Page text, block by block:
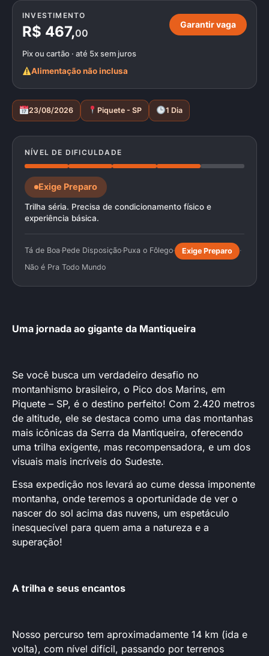
INVESTIMENTO
R$ 467,00
Garantir vaga
Pix ou cartão · até 5x sem juros
Alimentação não inclusa
23/08/2026 Piquete - SP 1 Dia
NÍVEL DE DIFICULDADE
Exige Preparo
Trilha séria. Precisa de condicionamento físico e
experiência básica.
Tá de Boa·Pede Disposição·Puxa o Fôlego· Exige Preparo
·
Não é Pra Todo Mundo
Uma jornada ao gigante da Mantiqueira
Se você busca um verdadeiro desafio no
montanhismo brasileiro, o Pico dos Marins, em
Piquete – SP, é o destino perfeito! Com 2.420 metros
de altitude, ele se destaca como uma das montanhas
mais icônicas da Serra da Mantiqueira, oferecendo
uma trilha exigente, mas recompensadora, e um dos
visuais mais incríveis do Sudeste.
Essa expedição nos levará ao cume dessa imponente
montanha, onde teremos a oportunidade de ver o
nascer do sol acima das nuvens, um espetáculo
inesquecível para quem ama a natureza e a
superação!
A trilha e seus encantos
Nosso percurso tem aproximadamente 14 km (ida e
volta), com nível difícil, passando por terrenos